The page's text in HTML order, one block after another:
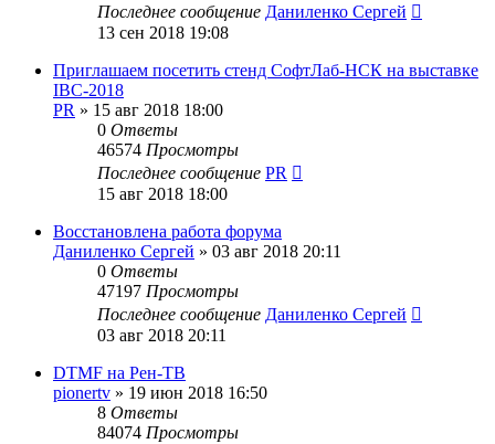
Последнее сообщение Даниленко Сергей
13 сен 2018 19:08
Приглашаем посетить стенд СофтЛаб-НСК на выставке
IBC-2018
PR » 15 авг 2018 18:00
0 Ответы
46574 Просмотры
Последнее сообщение PR
15 авг 2018 18:00
Восстановлена работа форума
Даниленко Сергей » 03 авг 2018 20:11
0 Ответы
47197 Просмотры
Последнее сообщение Даниленко Сергей
03 авг 2018 20:11
DTMF на Рен-ТВ
pionertv » 19 июн 2018 16:50
8 Ответы
84074 Просмотры